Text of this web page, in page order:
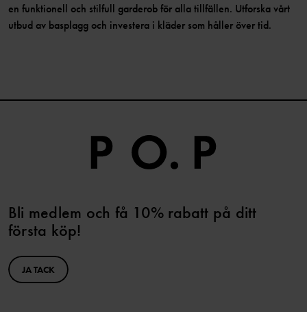
en funktionell och stilfull garderob för alla tillfällen. Utforska vårt
utbud av basplagg och investera i kläder som håller över tid.
Bli medlem och få 10% rabatt på ditt
första köp!
JA TACK